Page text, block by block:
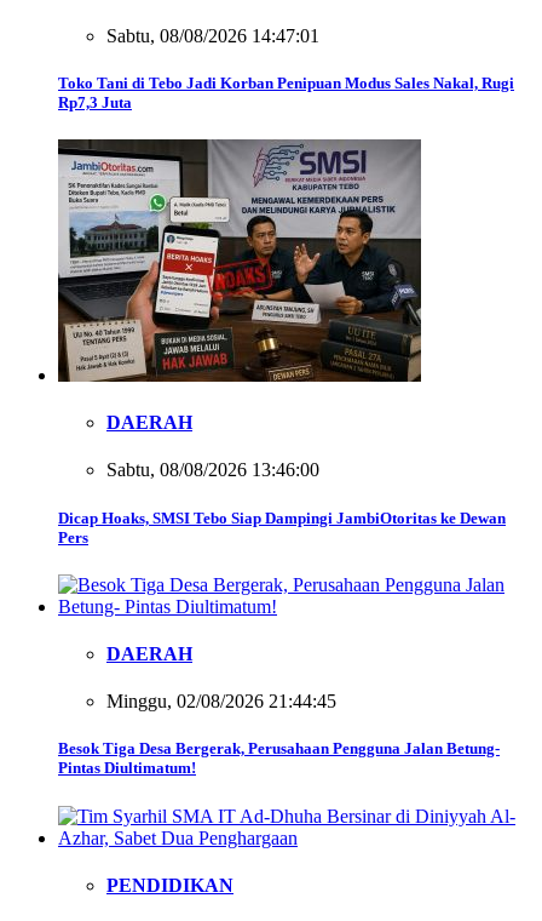
Sabtu, 08/08/2026 14:47:01
Toko Tani di Tebo Jadi Korban Penipuan Modus Sales Nakal, Rugi
Rp7,3 Juta
DAERAH
Sabtu, 08/08/2026 13:46:00
Dicap Hoaks, SMSI Tebo Siap Dampingi JambiOtoritas ke Dewan
Pers
DAERAH
Minggu, 02/08/2026 21:44:45
Besok Tiga Desa Bergerak, Perusahaan Pengguna Jalan Betung-
Pintas Diultimatum!
PENDIDIKAN